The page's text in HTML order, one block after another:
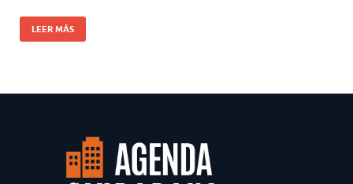
LEER MÁS